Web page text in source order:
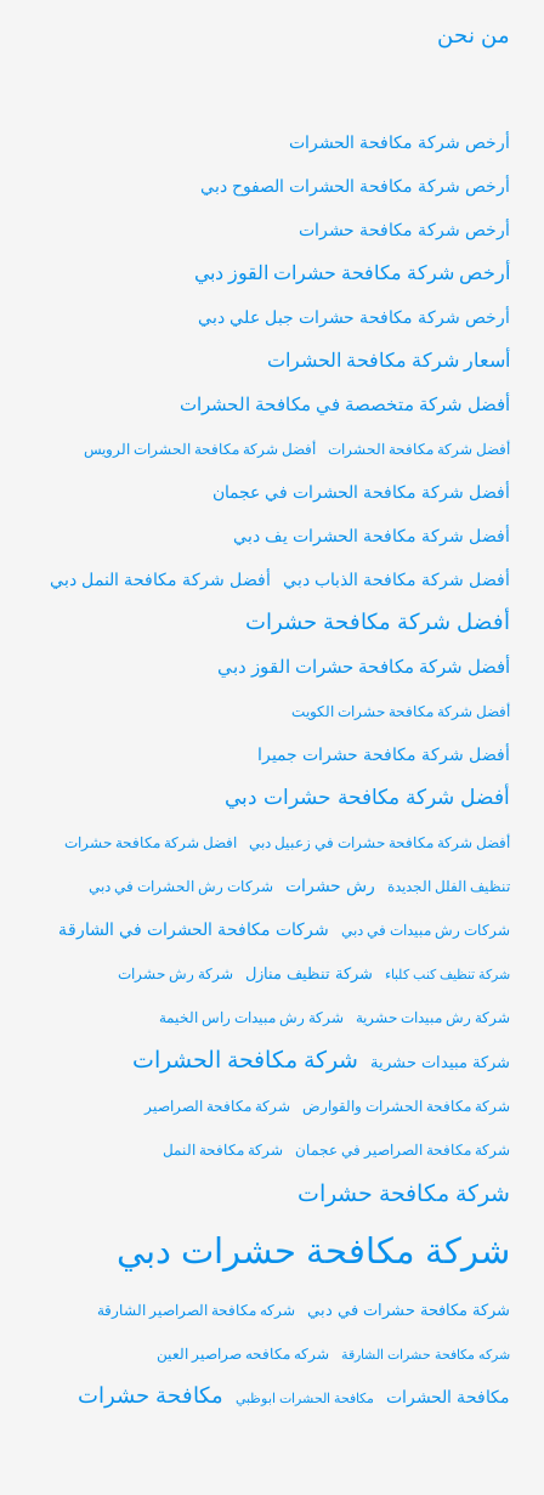
من نحن
أرخص شركة مكافحة الحشرات
أرخص شركة مكافحة الحشرات الصفوح دبي
أرخص شركة مكافحة حشرات
أرخص شركة مكافحة حشرات القوز دبي
أرخص شركة مكافحة حشرات جبل علي دبي
أسعار شركة مكافحة الحشرات
أفضل شركة متخصصة في مكافحة الحشرات
أفضل شركة مكافحة الحشرات أفضل شركة مكافحة الحشرات الرويس
أفضل شركة مكافحة الحشرات في عجمان
أفضل شركة مكافحة الحشرات يف دبي
أفضل شركة مكافحة الذباب دبي أفضل شركة مكافحة النمل دبي
أفضل شركة مكافحة حشرات
أفضل شركة مكافحة حشرات القوز دبي
أفضل شركة مكافحة حشرات الكويت
أفضل شركة مكافحة حشرات جميرا
أفضل شركة مكافحة حشرات دبي
أفضل شركة مكافحة حشرات في زعبيل دبي افضل شركة مكافحة حشرات
تنظيف الفلل الجديدة رش حشرات شركات رش الحشرات في دبي
شركات رش مبيدات في دبي شركات مكافحة الحشرات في الشارقة
شركة تنظيف كنب كلباء شركة تنظيف منازل شركة رش حشرات
شركة رش مبيدات حشرية شركة رش مبيدات راس الخيمة
شركة مبيدات حشرية شركة مكافحة الحشرات
شركة مكافحة الحشرات والقوارض شركة مكافحة الصراصير
شركة مكافحة الصراصير في عجمان شركة مكافحة النمل
شركة مكافحة حشرات
شركة مكافحة حشرات دبي
شركة مكافحة حشرات في دبي شركه مكافحة الصراصير الشارقة
شركه مكافحة حشرات الشارقة شركه مكافحه صراصير العين
مكافحة الحشرات مكافحة الحشرات ابوظبي مكافحة حشرات